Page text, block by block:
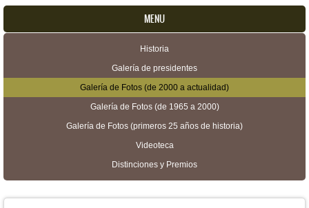
MENU
Historia
Galería de presidentes
Galería de Fotos (de 2000 a actualidad)
Galería de Fotos (de 1965 a 2000)
Galería de Fotos (primeros 25 años de historia)
Videoteca
Distinciones y Premios